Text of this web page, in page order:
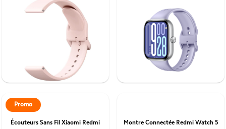
Écouteurs Sans Fil Xiaomi Redmi
Promo
Montre Connectée Redmi Watch 5